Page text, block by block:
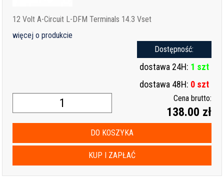
12 Volt A-Circuit L-DFM Terminals 14.3 Vset
więcej o produkcie
Dostępność:
dostawa 24H: 1 szt
dostawa 48H: 0 szt
Cena brutto:
138.00 zł
DO KOSZYKA
KUP I ZAPŁAĆ